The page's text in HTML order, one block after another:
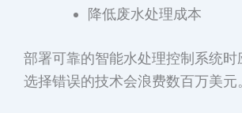
降低废水处理成本
部署可靠的智能水处理控制系统时
选择错误的技术会浪费数百万美